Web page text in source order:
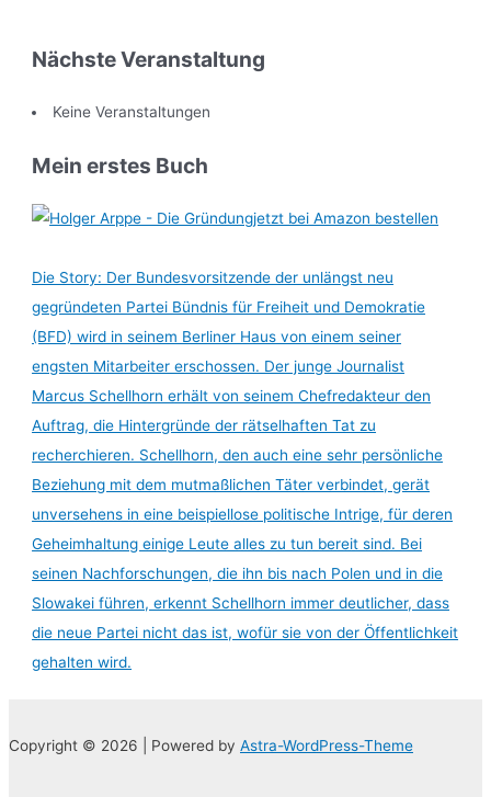
Nächste Veranstaltung
Keine Veranstaltungen
Mein erstes Buch
jetzt bei Amazon bestellen
Die Story: Der Bundesvorsitzende der unlängst neu
gegründeten Partei Bündnis für Freiheit und Demokratie
(BFD) wird in seinem Berliner Haus von einem seiner
engsten Mitarbeiter erschossen. Der junge Journalist
Marcus Schellhorn erhält von seinem Chefredakteur den
Auftrag, die Hintergründe der rätselhaften Tat zu
recherchieren. Schellhorn, den auch eine sehr persönliche
Beziehung mit dem mutmaßlichen Täter verbindet, gerät
unversehens in eine beispiellose politische Intrige, für deren
Geheimhaltung einige Leute alles zu tun bereit sind. Bei
seinen Nachforschungen, die ihn bis nach Polen und in die
Slowakei führen, erkennt Schellhorn immer deutlicher, dass
die neue Partei nicht das ist, wofür sie von der Öffentlichkeit
gehalten wird.
Copyright © 2026 | Powered by Astra-WordPress-Theme